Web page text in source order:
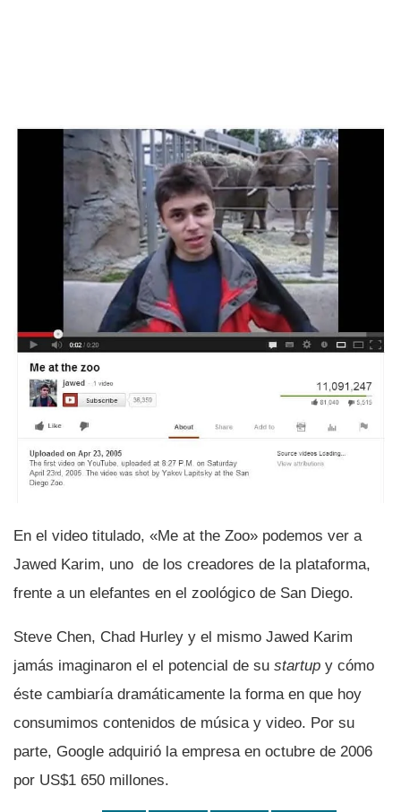
En el video titulado, «Me at the Zoo» podemos ver a
Jawed Karim, uno de los creadores de la plataforma,
frente a un elefantes en el zoológico de San Diego.
Steve Chen, Chad Hurley y el mismo Jawed Karim
jamás imaginaron el el potencial de su startup y cómo
éste cambiarí­a dramáticamente la forma en que hoy
consumimos contenidos de música y video. Por su
parte, Google adquirió la empresa en octubre de 2006
por US$1 650 millones.